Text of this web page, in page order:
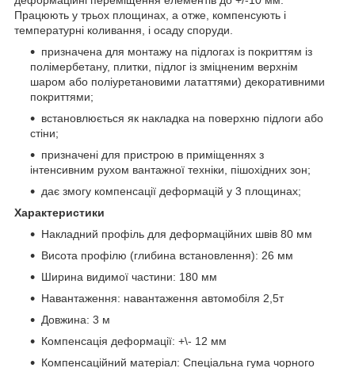
Працюють у трьох площинах, а отже, компенсують і
температурні коливання, і осаду споруди.
призначена для монтажу на підлогах із покриттям із
полімербетану, плитки, підлог із зміцненим верхнім
шаром або поліуретановими лататтями) декоративними
покриттями;
встановлюється як накладка на поверхню підлоги або
стіни;
призначені для пристрою в приміщеннях з
інтенсивним рухом вантажної техніки, пішохідних зон;
дає змогу компенсації деформацій у 3 площинах;
Характеристики
Накладний профіль для деформаційних швів 80 мм
Висота профілю (глибина встановлення): 26 мм
Ширина видимої частини: 180 мм
Навантаження: навантаження автомобіля 2,5т
Довжина: 3 м
Компенсація деформації: +\- 12 мм
Компенсаційний матеріал: Спеціальна гума чорного